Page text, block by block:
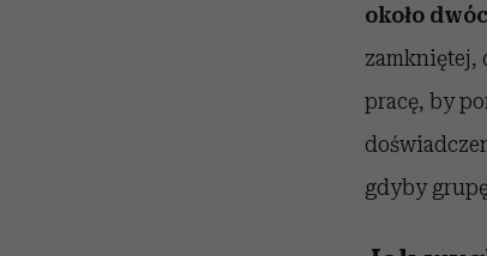
około
zamkniętej,
pracę, by
gdyby